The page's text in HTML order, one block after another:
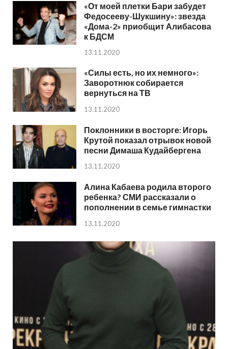
«От моей плетки Бари забудет
Федосееву-Шукшину»: звезда
«Дома-2» приобщит Алибасова
к БДСМ
13.11.2020
«Силы есть, но их немного»:
Заворотнюк собирается
вернуться на ТВ
13.11.2020
Поклонники в восторге: Игорь
Крутой показал отрывок новой
песни Димаша Кудайбергена
13.11.2020
Алина Кабаева родила второго
ребенка? СМИ рассказали о
пополнении в семье гимнастки
13.11.2020